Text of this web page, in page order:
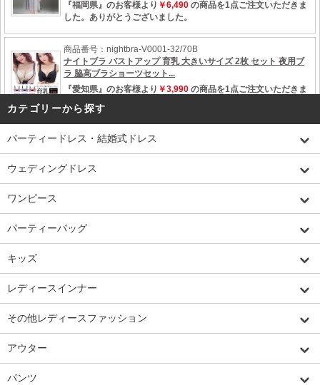
カテゴリーから探す
パーティードレス・結婚式ドレス
ウェディングドレス
ワンピース
パーティーバッグ
キッズ
レディースインナー
その他レディースファッション
アウター
パンツ